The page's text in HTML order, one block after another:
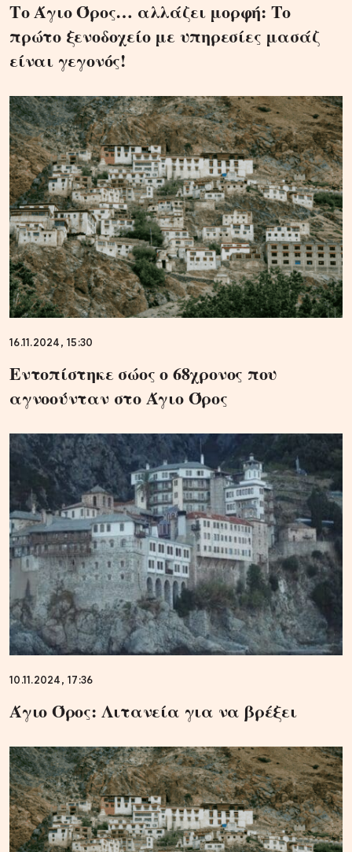
Το Άγιο Όρος… αλλάζει μορφή: Το
πρώτο ξενοδοχείο με υπηρεσίες μασάζ
είναι γεγονός!
16.11.2024, 15:30
Εντοπίστηκε σώος ο 68χρονος που
αγνοούνταν στο Άγιο Όρος
10.11.2024, 17:36
Άγιο Όρος: Λιτανεία για να βρέξει